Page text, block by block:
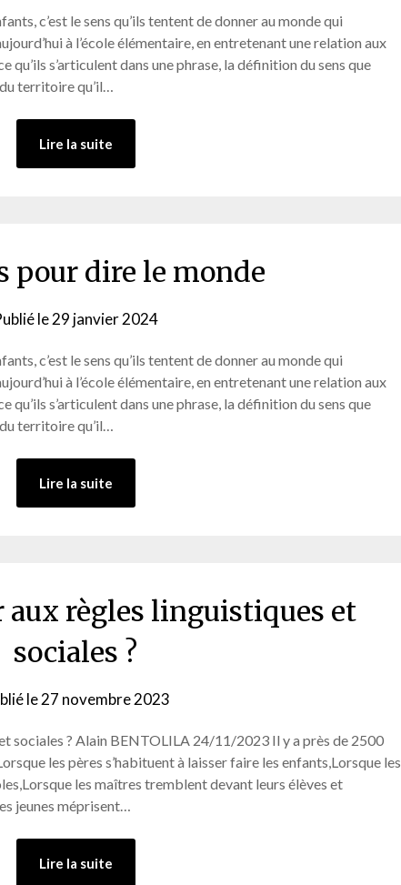
ab
c’est le sens qu’ils tentent de donner au monde qui
à l’école élémentaire, en entretenant une relation aux
s’articulent dans une phrase, la définition du sens que
territoire qu’il…
Lire la suite
pour dire le monde
le29 janvier 2024
ab
c’est le sens qu’ils tentent de donner au monde qui
à l’école élémentaire, en entretenant une relation aux
s’articulent dans une phrase, la définition du sens que
territoire qu’il…
Lire la suite
aux règles linguistiques et
sociales ?
le27 novembre 2023
ab
sociales ? Alain BENTOLILA 24/11/2023 Il y a près de 2500
les pères s’habituent à laisser faire les enfants,Lorsque les
les maîtres tremblent devant leurs élèves et
jeunes méprisent…
Lire la suite